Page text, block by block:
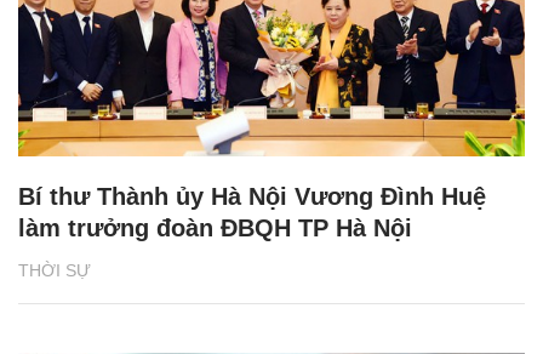
THỜI SỰ
Bí thư Thành ủy Hà Nội Vương Đình Huệ
làm trưởng đoàn ĐBQH TP Hà Nội